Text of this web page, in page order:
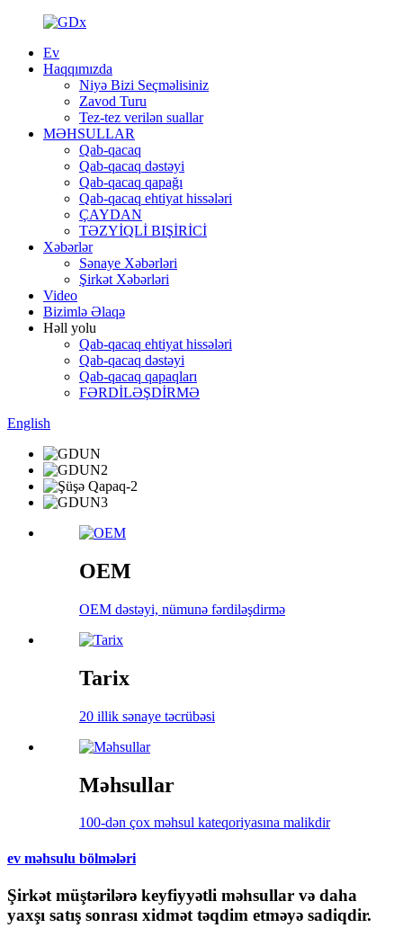
Ev
Haqqımızda
Niyə Bizi Seçməlisiniz
Zavod Turu
Tez-tez verilən suallar
MƏHSULLAR
Qab-qacaq
Qab-qacaq dəstəyi
Qab-qacaq qapağı
Qab-qacaq ehtiyat hissələri
ÇAYDAN
TƏZYİQLİ BIŞİRİCİ
Xəbərlər
Sənaye Xəbərləri
Şirkət Xəbərləri
Video
Bizimlə Əlaqə
Həll yolu
Qab-qacaq ehtiyat hissələri
Qab-qacaq dəstəyi
Qab-qacaq qapaqları
FƏRDİLƏŞDİRMƏ
English
OEM
OEM dəstəyi, nümunə fərdiləşdirmə
Tarix
20 illik sənaye təcrübəsi
Məhsullar
100-dən çox məhsul kateqoriyasına malikdir
ev məhsulu bölmələri
Şirkət müştərilərə keyfiyyətli məhsullar və daha
yaxşı satış sonrası xidmət təqdim etməyə sadiqdir.